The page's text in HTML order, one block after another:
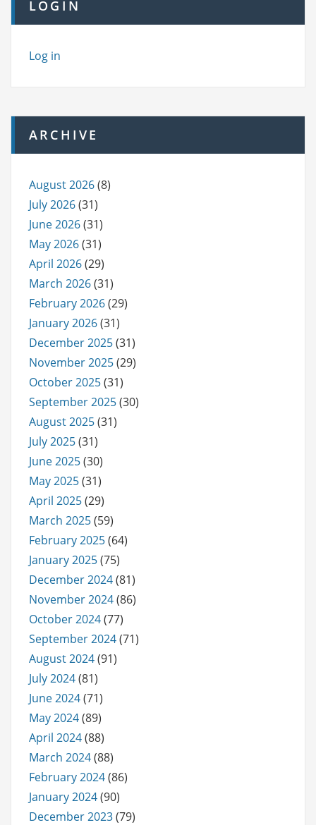
LOGIN
Log in
ARCHIVE
August 2026(8)
July 2026(31)
June 2026(31)
May 2026(31)
April 2026(29)
March 2026(31)
February 2026(29)
January 2026(31)
December 2025(31)
November 2025(29)
October 2025(31)
September 2025(30)
August 2025(31)
July 2025(31)
June 2025(30)
May 2025(31)
April 2025(29)
March 2025(59)
February 2025(64)
January 2025(75)
December 2024(81)
November 2024(86)
October 2024(77)
September 2024(71)
August 2024(91)
July 2024(81)
June 2024(71)
May 2024(89)
April 2024(88)
March 2024(88)
February 2024(86)
January 2024(90)
December 2023(79)